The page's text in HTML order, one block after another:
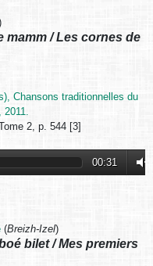
mamm / Les cornes de
Chansons traditionnelles du
2, p. 544 [3]
00:31
(Breizh-Izel)
bilet / Mes premiers